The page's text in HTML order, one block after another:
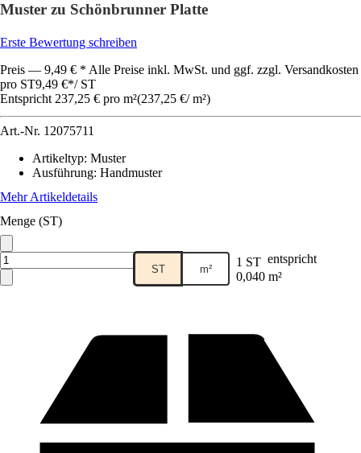
Muster zu Schönbrunner Platte
Erste Bewertung schreiben
Preis — 9,49 € * Alle Preise inkl. MwSt. und ggf. zzgl. Versandkosten
pro ST9,49 €*/ ST
Entspricht 237,25 € pro m²(237,25 €/ m²)
Art.-Nr. 12075711
Artikeltyp: Muster
Ausführung: Handmuster
Mehr Artikeldetails
Menge (ST)
ST m² 1 ST entspricht
0,040 m²